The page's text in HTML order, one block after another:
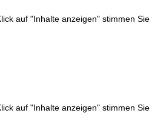
auf "Inhalte anzeigen" stimmen
auf "Inhalte anzeigen" stimmen